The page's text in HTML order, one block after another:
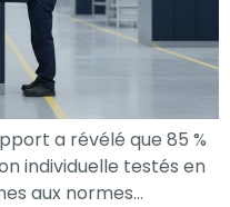
a révélé que 85 %
individuelle testés en
aux normes…